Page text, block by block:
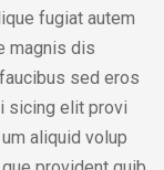
fugiat autem
magnis dis
sed eros
sicing elit provi
aliquid volup